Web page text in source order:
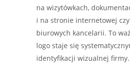
na wizytówkach,
i na stronie internetowej
biurowych kancelarii. To
logo staje się
identyfikacji wizualnej firmy.